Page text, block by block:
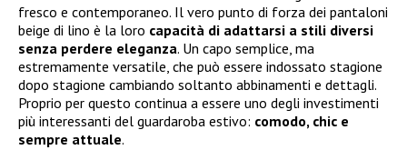
fresco e contemporaneo. Il vero punto di forza dei pantaloni
beige di lino è la loro capacità di adattarsi a stili diversi
senza perdere eleganza. Un capo semplice, ma
estremamente versatile, che può essere indossato stagione
dopo stagione cambiando soltanto abbinamenti e dettagli.
Proprio per questo continua a essere uno degli investimenti
più interessanti del guardaroba estivo: comodo, chic e
sempre attuale.